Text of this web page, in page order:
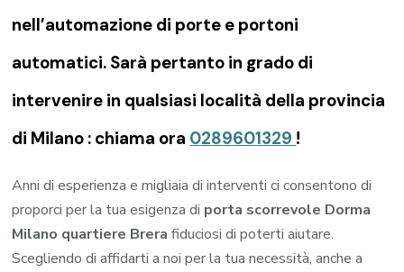
nell’automazione di porte e portoni
automatici. Sarà pertanto in grado di
intervenire in qualsiasi località della provincia
di Milano : chiama ora 0289601329 !
Anni di esperienza e migliaia di interventi ci consentono di
proporci per la tua esigenza di porta scorrevole Dorma
Milano quartiere Brera fiduciosi di poterti aiutare.
Scegliendo di affidarti a noi per la tua necessità, anche a